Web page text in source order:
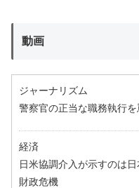
動画
ジャーナリズム
警察官の正当な職務執行
経済
日米協調介入が示すのは
財政危機